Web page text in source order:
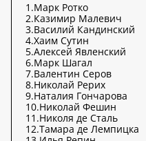
1.Марк Ротко
2.Казимир Малевич
3.Василий Кандинский
4.Хаим Сутин
5.Алексей Явленский
6.Марк Шагал
7.Валентин Серов
8.Николай Рерих
9.Наталия Гончарова
10.Николай Фешин
11.Николя де Сталь
12.Тамара де Лемпицка